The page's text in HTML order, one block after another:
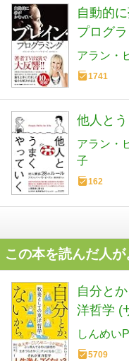
自動的
プログ
アラン・
1741
他人と
アラン・
子
162
この本を読んだ人
自分と
洋哲学 (
しんめいP
5709